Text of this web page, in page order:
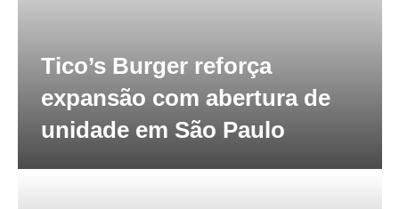
Tico’s Burger reforça
expansão com abertura de
unidade em São Paulo